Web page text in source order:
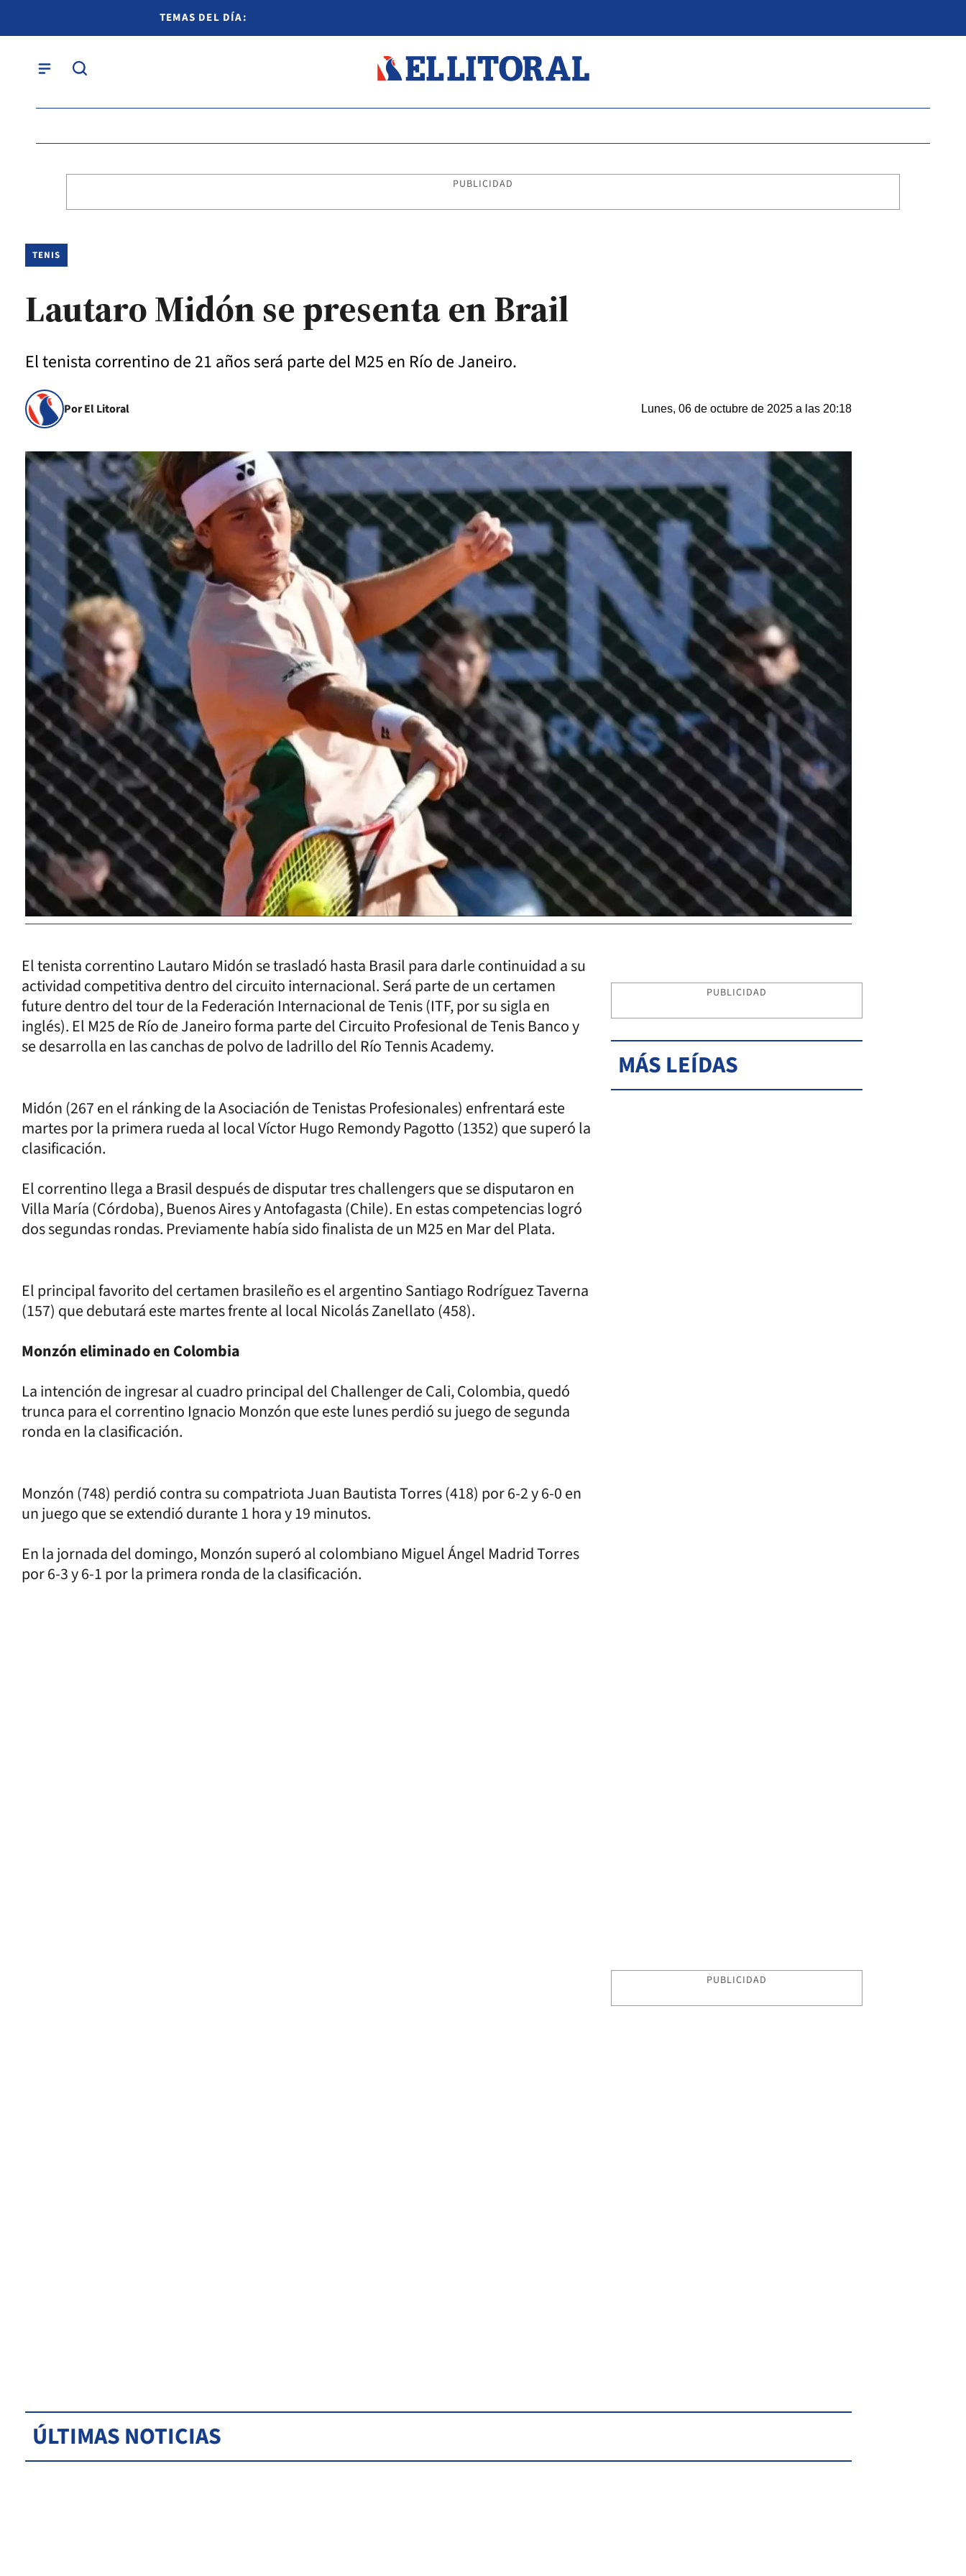
TEMAS DEL DÍA:
PUBLICIDAD
TENIS
Lautaro Midón se presenta en Brail
El tenista correntino de 21 años será parte del M25 en Río de Janeiro.
Por El Litoral Lunes, 06 de octubre de 2025 a las 20:18
El tenista correntino Lautaro Midón se trasladó hasta Brasil para darle continuidad a su
actividad competitiva dentro del circuito internacional. Será parte de un certamen
future dentro del tour de la Federación Internacional de Tenis (ITF, por su sigla en
inglés). El M25 de Río de Janeiro forma parte del Circuito Profesional de Tenis Banco y
se desarrolla en las canchas de polvo de ladrillo del Río Tennis Academy.
Midón (267 en el ránking de la Asociación de Tenistas Profesionales) enfrentará este
martes por la primera rueda al local Víctor Hugo Remondy Pagotto (1352) que superó la
clasificación.
El correntino llega a Brasil después de disputar tres challengers que se disputaron en
Villa María (Córdoba), Buenos Aires y Antofagasta (Chile). En estas competencias logró
dos segundas rondas. Previamente había sido finalista de un M25 en Mar del Plata.
El principal favorito del certamen brasileño es el argentino Santiago Rodríguez Taverna
(157) que debutará este martes frente al local Nicolás Zanellato (458).
Monzón eliminado en Colombia
La intención de ingresar al cuadro principal del Challenger de Cali, Colombia, quedó
trunca para el correntino Ignacio Monzón que este lunes perdió su juego de segunda
ronda en la clasificación.
Monzón (748) perdió contra su compatriota Juan Bautista Torres (418) por 6-2 y 6-0 en
un juego que se extendió durante 1 hora y 19 minutos.
En la jornada del domingo, Monzón superó al colombiano Miguel Ángel Madrid Torres
por 6-3 y 6-1 por la primera ronda de la clasificación.
PUBLICIDAD
MÁS LEÍDAS
PUBLICIDAD
ÚLTIMAS NOTICIAS